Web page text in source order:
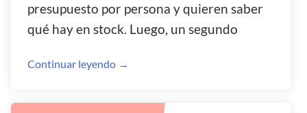
presupuesto por persona y quieren saber
qué hay en stock. Luego, un segundo
Continuar leyendo →